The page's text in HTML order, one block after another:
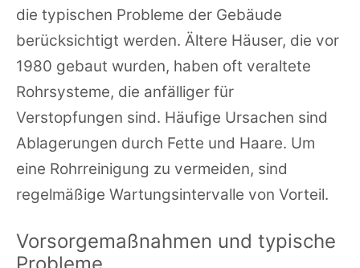
die typischen Probleme der Gebäude
berücksichtigt werden. Ältere Häuser, die vor
1980 gebaut wurden, haben oft veraltete
Rohrsysteme, die anfälliger für
Verstopfungen sind. Häufige Ursachen sind
Ablagerungen durch Fette und Haare. Um
eine Rohrreinigung zu vermeiden, sind
regelmäßige Wartungsintervalle von Vorteil.
Vorsorgemaßnahmen und typische